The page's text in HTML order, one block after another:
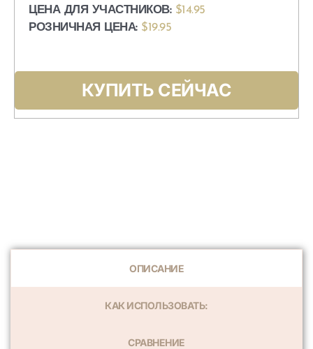
ЦЕНА ДЛЯ УЧАСТНИКОВ: $14.95
РОЗНИЧНАЯ ЦЕНА: $19.95
КУПИТЬ СЕЙЧАС
ОПИСАНИЕ
КАК ИСПОЛЬЗОВАТЬ:
СРАВНЕНИЕ